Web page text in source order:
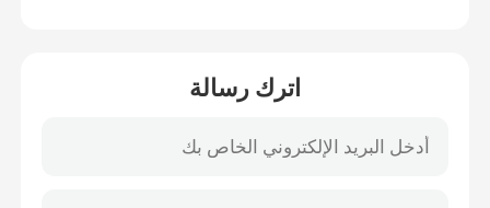
اترك رسالة